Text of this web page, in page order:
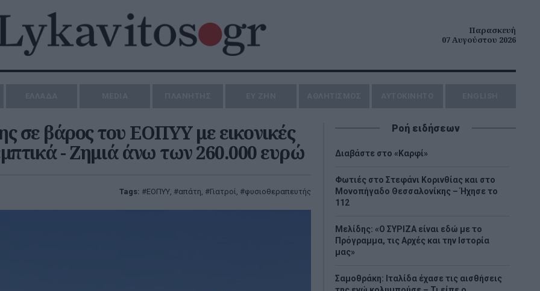
Παρασκευή
07 Αυγούστου 2026
βάρος του ΕΟΠΥΥ με εικονικές
- Ζημιά άνω των 260.000 ευρώ
Tags: ΕΟΠΥΥ, απάτη, Γιατροί, φυσιοθεραπευτής
Ροή ειδήσεων
Διαβάστε στο «Καρφί»
Φωτιές στο Στεφάνι Κορινθίας και στο
Μονοπήγαδο Θεσσαλονίκης – Ήχησε το
112
Μελίδης: «Ο ΣΥΡΙΖΑ είναι εδώ με το
Πρόγραμμα, τις Αρχές και την Ιστορία
μας»
Σαμοθράκη: Ιταλίδα έχασε τις αισθήσεις